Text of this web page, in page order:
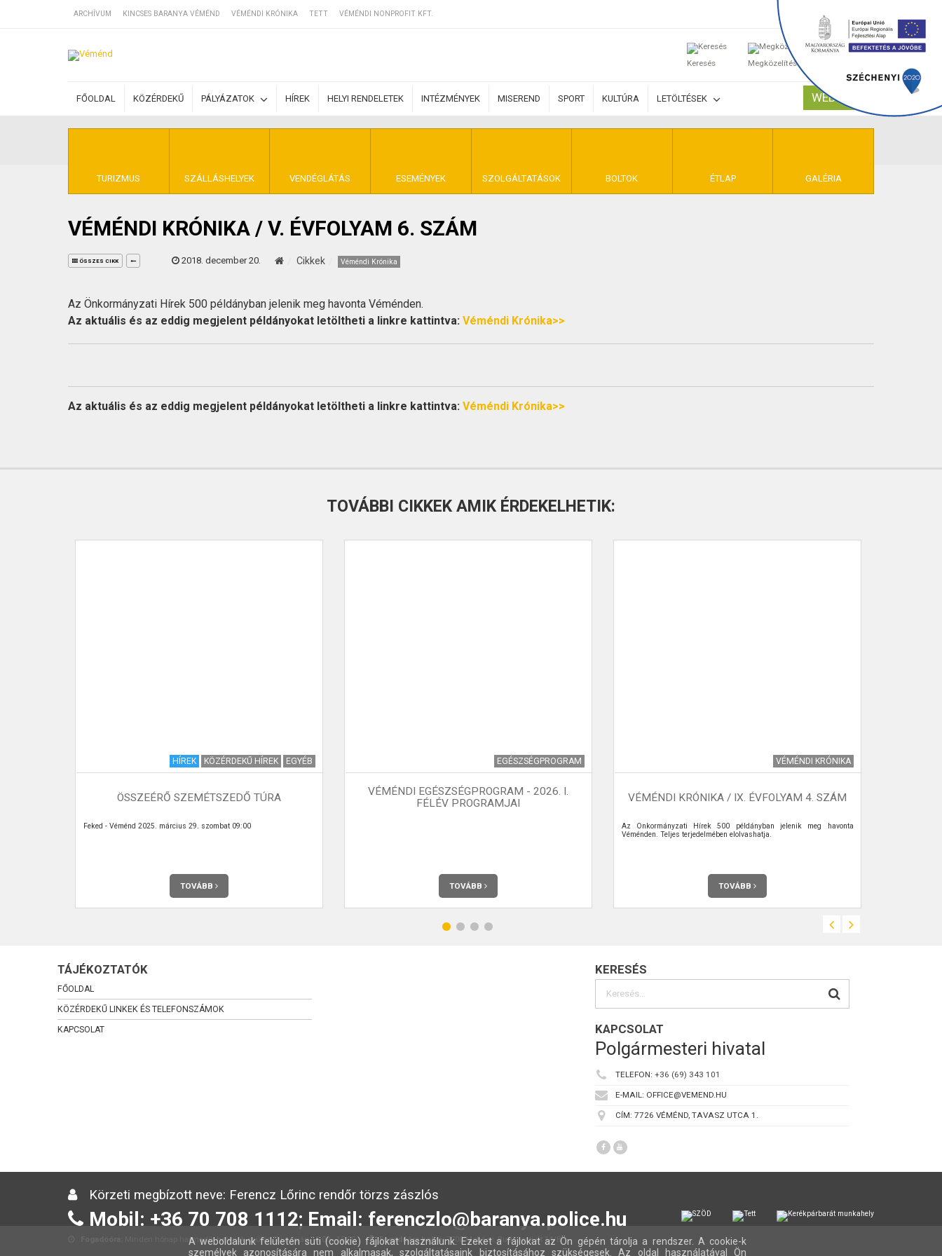
ARCHÍVUM KINCSES BARANYA VÉMÉND VÉMÉNDI KRÓNIKA TETT VÉMÉNDI NONPROFIT KFT.
Keresés Megközelítés
0
FŐOLDAL KÖZÉRDEKŰ PÁLYÁZATOK HÍREK HELYI RENDELETEK INTÉZMÉNYEK MISEREND SPORT KULTÚRA LETÖLTÉSEK WEBSHOP
TURIZMUS SZÁLLÁSHELYEK VENDÉGLÁTÁS ESEMÉNYEK SZOLGÁLTATÁSOK BOLTOK ÉTLAP GALÉRIA
SZÁLLÁSOK
BEJEGYZÉSEK
ÁLTALÁNOS SZERZŐDÉSI FELTÉTELEK
KINCSES BARANYA VÉMÉND
KAPCSOLAT
VÉMÉNDI KRÓNIKA / V. ÉVFOLYAM 6. SZÁM
ÖSSZES CIKK 2018. december 20. Cikkek Véméndi Krónika
Az Önkormányzati Hírek 500 példányban jelenik meg havonta Véménden.
Az aktuális és az eddig megjelent példányokat letöltheti a linkre kattintva: Véméndi Krónika>>
Az aktuális és az eddig megjelent példányokat letöltheti a linkre kattintva: Véméndi Krónika>>
TOVÁBBI CIKKEK AMIK ÉRDEKELHETIK:
HÍREK KÖZÉRDEKŰ HÍREK EGYÉB
ÖSSZEÉRŐ SZEMÉTSZEDŐ TÚRA
Feked - Véménd 2025. március 29. szombat 09:00
TOVÁBB
EGÉSZSÉGPROGRAM
VÉMÉNDI EGÉSZSÉGPROGRAM - 2026. I.
FÉLÉV PROGRAMJAI
TOVÁBB
VÉMÉNDI KRÓNIKA
VÉMÉNDI KRÓNIKA / IX. ÉVFOLYAM 4. SZÁM
Az Önkormányzati Hírek 500 példányban jelenik meg havonta
Véménden. Teljes terjedelmében elolvashatja.
TOVÁBB
TÁJÉKOZTATÓK
FŐOLDAL
KÖZÉRDEKŰ LINKEK ÉS TELEFONSZÁMOK
KAPCSOLAT
KERESÉS
KAPCSOLAT
Polgármesteri hivatal
TELEFON: +36 (69) 343 101
E-MAIL: OFFICE@VEMEND.HU
CÍM: 7726 VÉMÉND, TAVASZ UTCA 1.
Körzeti megbízott neve: Ferencz Lőrinc rendőr törzs zászlós
Mobil: +36 70 708 1112; Email: ferenczlo@baranya.police.hu
Minden hónap harmadik hetének csütörtöki napján 13:00 - 15:00 Fogadóóra helye:7700 Mohács, Budapesti út 14/B
A weboldalunk felületén süti (cookie) fájlokat használunk. Ezeket a fájlokat az Ön gépén tárolja a rendszer. A cookie-k
személyek azonosítására nem alkalmasak, szolgáltatásaink biztosításához szükségesek. Az oldal használatával Ön